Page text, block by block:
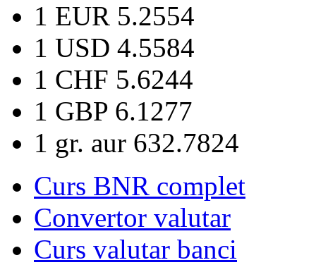
1 EUR 5.2554
1 USD 4.5584
1 CHF 5.6244
1 GBP 6.1277
1 gr. aur 632.7824
Curs BNR complet
Convertor valutar
Curs valutar banci